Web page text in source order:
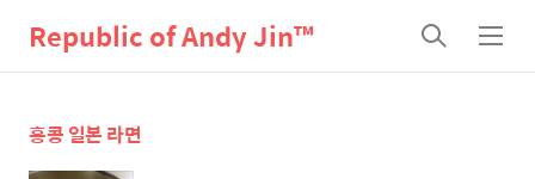
Republic of Andy Jin™
검
색
메
뉴
홍콩 일본 라면